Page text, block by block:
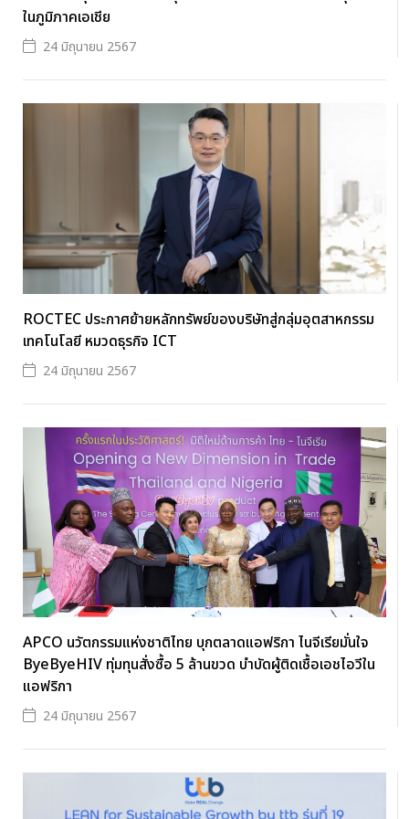
ในภูมิภาคเอเชีย
24 มิถุนายน 2567
ROCTEC ประกาศย้ายหลักทรัพย์ของบริษัทสู่กลุ่มอุตสาหกรรม
เทคโนโลยี หมวดธุรกิจ ICT
24 มิถุนายน 2567
APCO นวัตกรรมแห่งชาติไทย บุกตลาดแอฟริกา ไนจีเรียมั่นใจ
ByeByeHIV ทุ่มทุนสั่งซื้อ 5 ล้านขวด บำบัดผู้ติดเชื้อเอชไอวีใน
แอฟริกา
24 มิถุนายน 2567